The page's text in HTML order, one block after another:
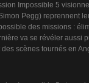
Impossible 5
Pegg) reprennent
des missions :
va se révéler aussi
des scènes tournés en